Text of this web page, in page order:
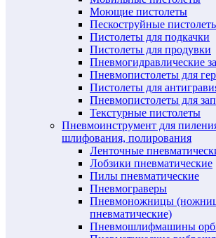
Моющие пистолеты
Пескоструйные
Пистолеты для подкачки
Пистолеты для продувки
Пневмогидравлические
Пневмопистолеты для
Пистолеты для
Пневмопистолеты для
Текстурные пистолеты
Пневмоинструмент для
шлифования, полирования
Ленточные
Лобзики пневматические
Пилы пневматические
Пневмограверы
Пневмоножницы
пневматические)
Пневмошлифмашины